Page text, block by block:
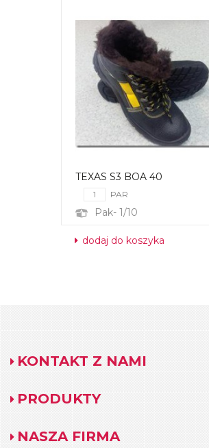
TEXAS S3 BOA 40
PAR
Pak- 1/10
dodaj do koszyka
KONTAKT Z NAMI
PRODUKTY
NASZA FIRMA